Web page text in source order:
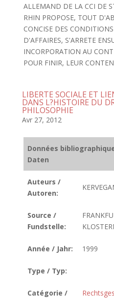
ALLEMAND DE LA CCI DE
RHIN PROPOSE, TOUT
CONCISE DES
D'AFFAIRES, S'ARRETE
INCORPORATION AU
POUR FINIR, LEUR
LIBERTE SOCIALE ET
DANS L?HISTOIRE DU
PHILOSOPHIE
Avr 27, 2012
Données
Daten
Auteurs /
Autoren:
Source /
Fundstelle:
Année / Jahr: 1999
Type / Typ:
Catégorie /